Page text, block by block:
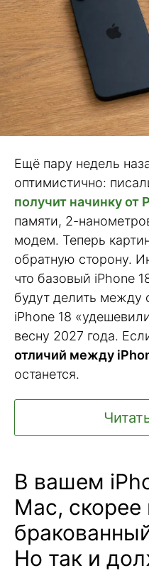
Ещё пару недель
оптимистично:
получит начинку от
памяти, 2-
модем. Теперь
обратную сторону.
что базовый iPhone
будут делить между
iPhone 18
весну 2027 года.
отличий между
останется.
В вашем
Mac, скорее
Но так и